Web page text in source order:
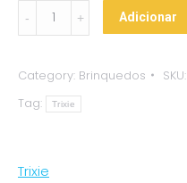
Parque
de
com
Escada
Adicionar
Category: Brinquedos SKU:
Tag:
Trixie
Trixie